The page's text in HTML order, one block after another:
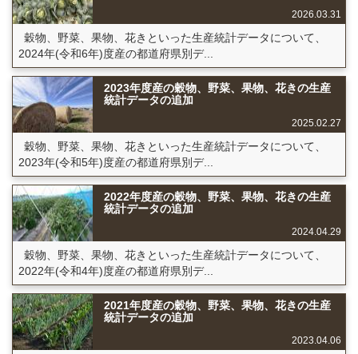
2026.03.31
穀物、野菜、果物、花きといった生産統計データについて、
2024年(令和6年)度産の都道府県別デ...
2023年度産の穀物、野菜、果物、花きの生産
統計データの追加
2025.02.27
穀物、野菜、果物、花きといった生産統計データについて、
2023年(令和5年)度産の都道府県別デ...
2022年度産の穀物、野菜、果物、花きの生産
統計データの追加
2024.04.29
穀物、野菜、果物、花きといった生産統計データについて、
2022年(令和4年)度産の都道府県別デ...
2021年度産の穀物、野菜、果物、花きの生産
統計データの追加
2023.04.06